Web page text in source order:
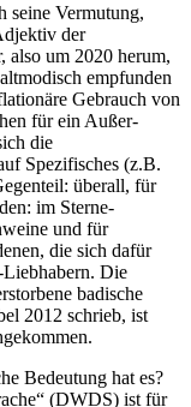
seine Vermutung,
der
also um 2020 herum,
empfunden
Gebrauch von
für ein Außer-
die
Spezifisches (z.B.
überall, für
im Sterne-
und für
die sich dafür
Die
badische
2012 schrieb, ist
Bedeutung hat es?
(DWDS) ist für